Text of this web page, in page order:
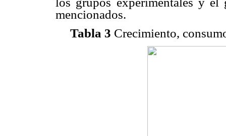
mencionados.
Tabla 3 Crecimiento,